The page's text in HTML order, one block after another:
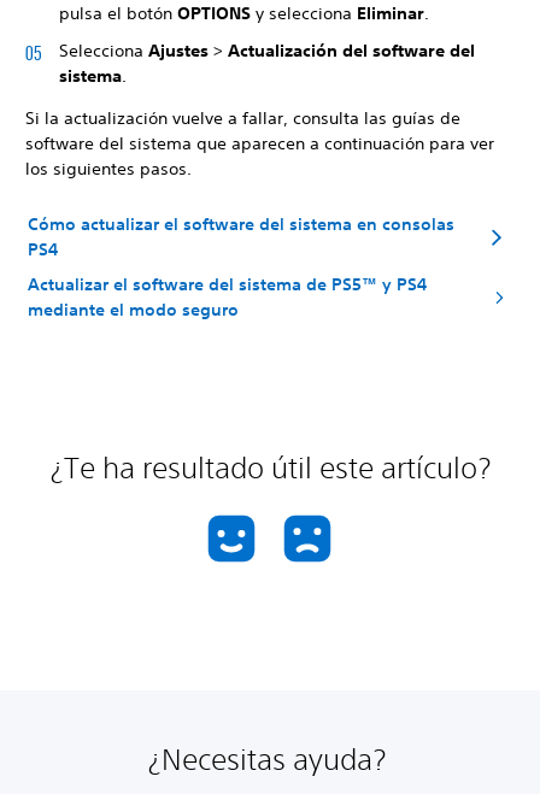
pulsa el botón OPTIONS y selecciona Eliminar
Selecciona Ajustes > Actualización del software del
sistema.
Si la actualización vuelve a fallar, consulta las guías de
software del sistema que aparecen a continuación para ver
los siguientes pasos.
Cómo actualizar el software del sistema en consolas
PS4
Actualizar el software del sistema de PS5™ y PS4
mediante el modo seguro
¿Te ha resultado útil este artículo?
¿Necesitas ayuda?